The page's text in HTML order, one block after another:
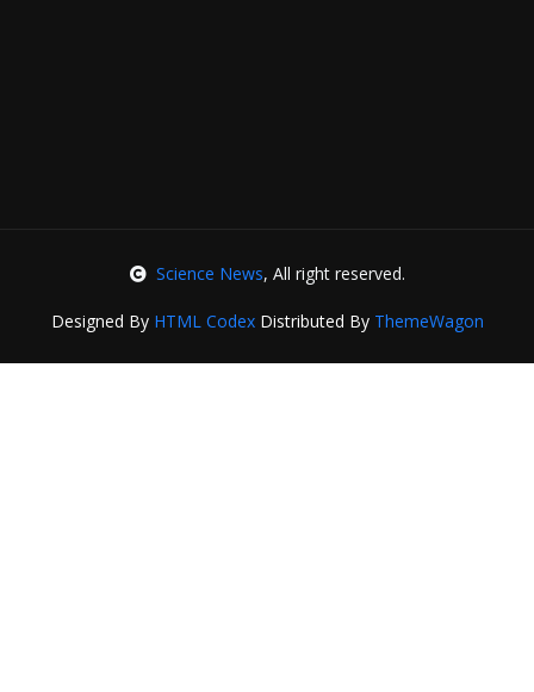
Science News, All right reserved.
Designed By HTML CodexDistributed By ThemeWagon